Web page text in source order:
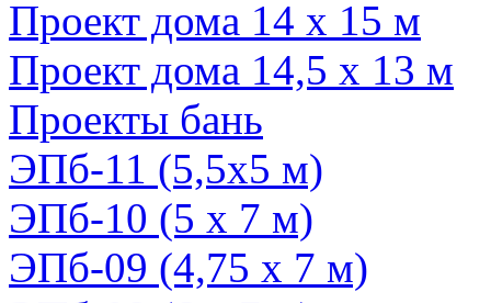
Проект дома 14 х 15 м
Проект дома 14,5 х 13 м
Проекты бань
ЭПб-11 (5,5х5 м)
ЭПб-10 (5 х 7 м)
ЭПб-09 (4,75 х 7 м)